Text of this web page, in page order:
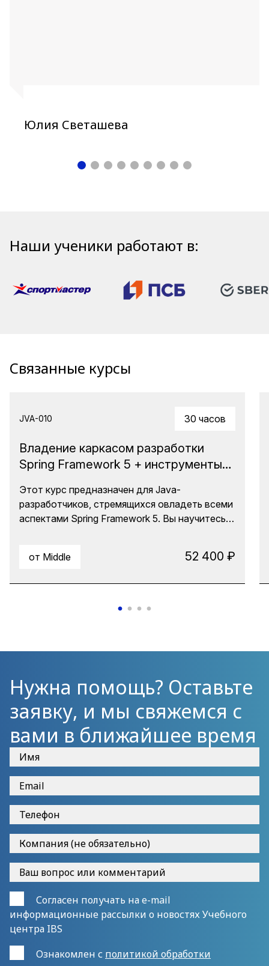
Юлия Светашева
Наши ученики работают в:
Связанные курсы
JVA-010 30 часов
Владение каркасом разработки
Spring Framework 5 + инструменты
Этот курс предназначен для Java-
разработчиков, стремящихся овладеть всеми
аспектами Spring Framework 5. Вы научитесь
технологии, как Dependency Injection (DI),
попробуете делегировать некоторые задачи
от Middle 52 400 ₽
Нужна помощь? Оставьте
заявку, и мы свяжемся с
вами в ближайшее время
Согласен получать на e-mail
информационные рассылки о новостях Учебного
центра IBS
Ознакомлен с политикой обработки